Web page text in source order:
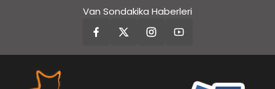
Van Sondakika Haberleri